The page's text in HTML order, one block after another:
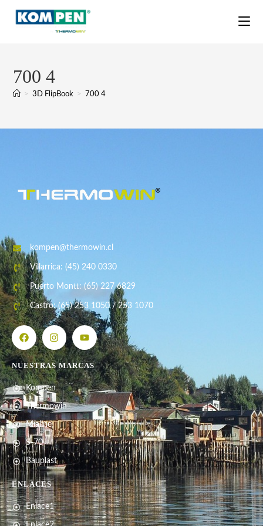
700 4
> 3D FlipBook > 700 4
kompen@thermowin.cl
Villarrica: (45) 240 0330
Puerto Montt: (65) 227 6829
Castro: (65) 253 1050 / 253 1070
NUESTRAS MARCAS
Kompen
Thermowin
Míaline
S-70
Bauplast
ENLACES
Enlace1